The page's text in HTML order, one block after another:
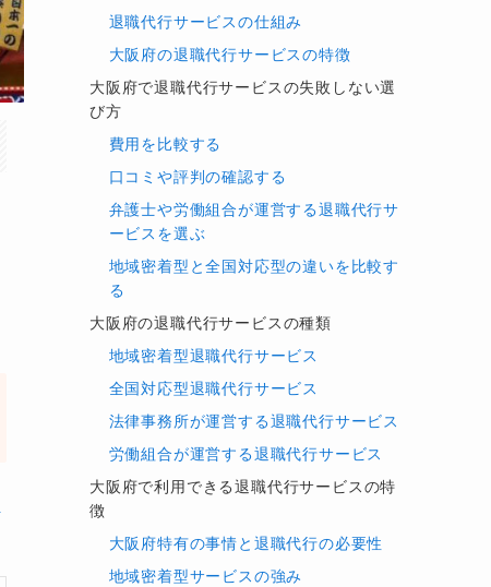
退職代行サービスの仕組み
大阪府の退職代行サービスの特徴
大阪府で退職代行サービスの失敗しない選
び方
費用を比較する
口コミや評判の確認する
弁護士や労働組合が運営する退職代行サ
ービスを選ぶ
地域密着型と全国対応型の違いを比較す
る
大阪府の退職代行サービスの種類
地域密着型退職代行サービス
全国対応型退職代行サービス
法律事務所が運営する退職代行サービス
労働組合が運営する退職代行サービス
大阪府で利用できる退職代行サービスの特
徴
大阪府特有の事情と退職代行の必要性
地域密着型サービスの強み